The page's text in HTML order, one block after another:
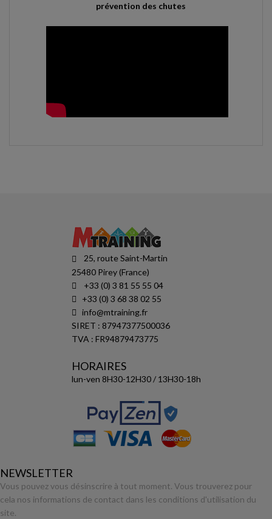
prévention des chutes
25, route Saint-Martin
25480 Pirey (France)
+33 (0) 3 81 55 55 04
+33 (0) 3 68 38 02 55
info@mtraining.fr
SIRET : 87947377500036
TVA : FR94879473775
HORAIRES
lun-ven 8H30-12H30 / 13H30-18h
NEWSLETTER
Vous pouvez vous désinscrire à tout moment. Vous trouverez pour
cela nos informations de contact dans les conditions d'utilisation du
site.